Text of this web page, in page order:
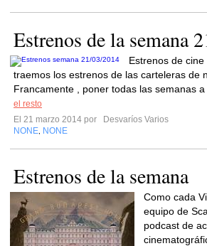
Estrenos de la semana
Estrenos de
traemos los estrenos de las carteleras de
Francamente , poner todas las semanas a
el resto
El 21 marzo 2014 por
Desvaríos Varios
NONE NONE
Estrenos de la semana
Como cada
equipo de
podcast de